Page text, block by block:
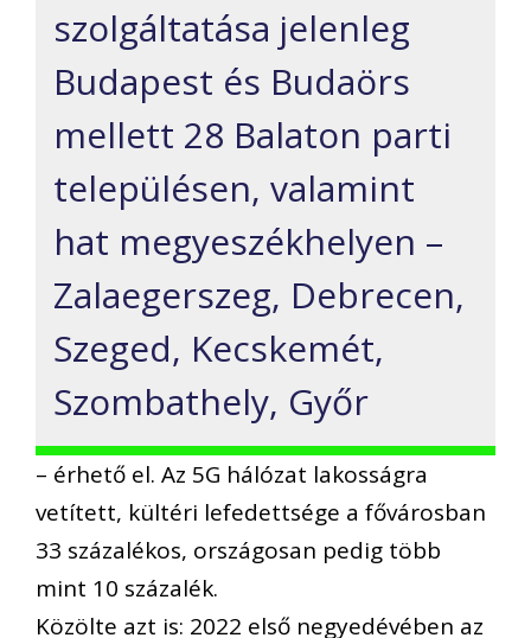
szolgáltatása jelenleg
Budapest és Budaörs
mellett 28 Balaton parti
településen, valamint
hat megyeszékhelyen –
Zalaegerszeg, Debrecen,
Szeged, Kecskemét,
Szombathely, Győr
– érhető el. Az 5G hálózat lakosságra
vetített, kültéri lefedettsége a fővárosban
33 százalékos, országosan pedig több
mint 10 százalék.
Közölte azt is: 2022 első negyedévében az